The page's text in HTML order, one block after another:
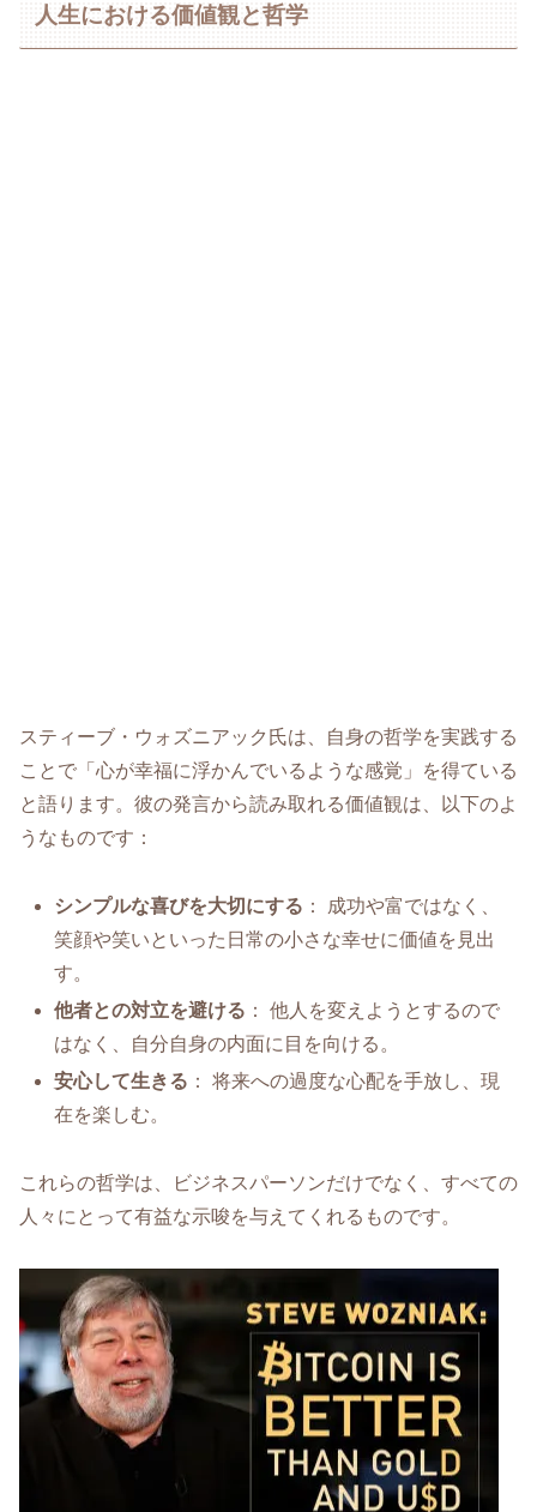
人生における価値観と哲学
スティーブ・ウォズニアック氏は、自身の哲学を実践する
ことで「心が幸福に浮かんでいるような感覚」を得ている
と語ります。彼の発言から読み取れる価値観は、以下のよ
うなものです：
シンプルな喜びを大切にする ： 成功や富ではなく、
笑顔や笑いといった日常の小さな幸せに価値を見出
す。
他者との対立を避ける ： 他人を変えようとするので
はなく、自分自身の内面に目を向ける。
安心して生きる ： 将来への過度な心配を手放し、現
在を楽しむ。
これらの哲学は、ビジネスパーソンだけでなく、すべての
人々にとって有益な示唆を与えてくれるものです。